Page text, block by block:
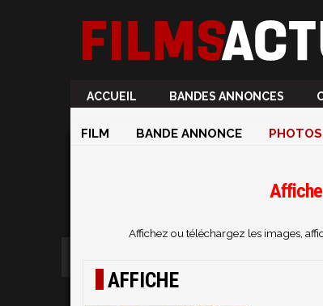
ACCUEIL BANDES ANNONCES
FILM BANDE ANNONCE PHOTOS
Affichez ou téléchargez les images,
AFFICHE